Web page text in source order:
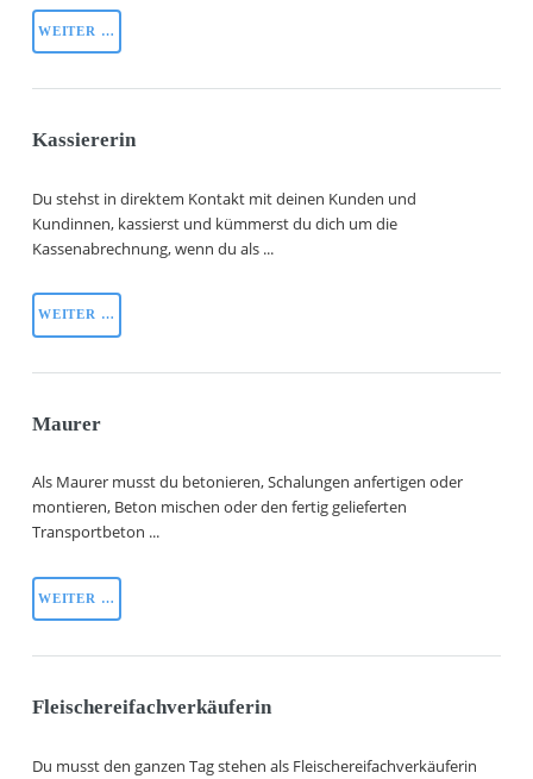
WEITER …
Kassiererin
Du stehst in direktem Kontakt mit deinen Kunden und
Kundinnen, kassierst und kümmerst du dich um die
Kassenabrechnung, wenn du als ...
WEITER …
Maurer
Als Maurer musst du betonieren, Schalungen anfertigen oder
montieren, Beton mischen oder den fertig gelieferten
Transportbeton ...
WEITER …
Fleischereifachverkäuferin
Du musst den ganzen Tag stehen als Fleischereifachverkäuferin